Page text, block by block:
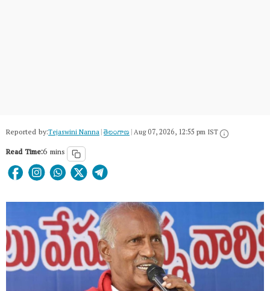
Reported by:Tejaswini Nanna|తెలంగాణ‌|Aug 07, 2026, 12:55 pm IST
Read Time:6 mins